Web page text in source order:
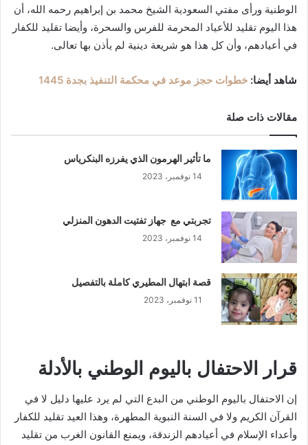
الوطنية ورأى مفتي السعودية الشيخ محمد بن إبراهيم رحمه الله، أن
هذا اليوم تقليد للأعياد المحرمة للفرس والسحرة، وأيضا تقليد للكفار
في أعيادهم، وأن كل هذا هو شريعة دينية لم يأذن بها تعالى.
شاهد أيضا: خطوات حجز موعد في محكمة التنفيذ بجدة 1445
مقالات ذات صلة
ما تأثير الهرمون الذي يفرزه البنكرياس
14 نوفمبر، 2023
تجربتي مع جهاز تفتيت الدهون المنزلي
14 نوفمبر، 2023
قصة ابتهال المطيري كاملة بالتفصيل
11 نوفمبر، 2023
قرار الاحتفال باليوم الوطني بالأدلة
إن الاحتفال باليوم الوطني من البدع التي لم يرد عليها دليل لا في
القرآن الكريم ولا في السنة النبوية المطهرة، وهذا العيد تقليد للكفار
وأعداء الإسلام في أعيادهم الزندقة، ويمنع القانون الغرب من تقليد